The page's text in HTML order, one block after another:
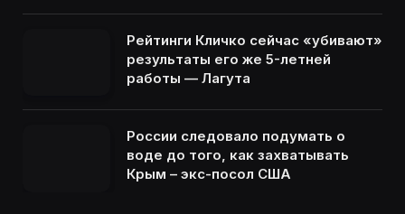
Рейтинги Кличко сейчас «убивают»
результаты его же 5-летней
работы — Лагута
России следовало подумать о
воде до того, как захватывать
Крым – экс-посол США